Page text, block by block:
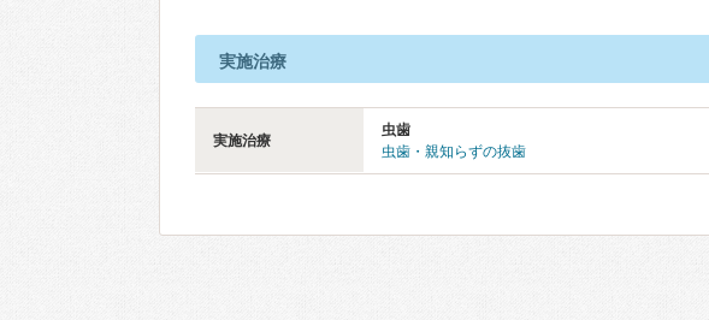
実施治療
実施治療
虫歯
虫歯・親知らずの抜歯